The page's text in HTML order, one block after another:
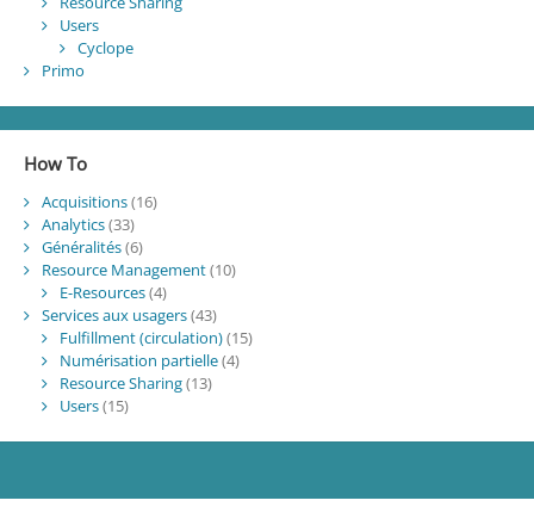
Users
Cyclope
Primo
How To
Acquisitions(16)
Analytics(33)
Généralités(6)
Resource Management(10)
E-Resources(4)
Services aux usagers(43)
Fulfillment (circulation)(15)
Numérisation partielle(4)
Resource Sharing(13)
Users(15)